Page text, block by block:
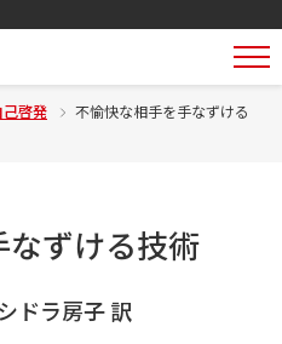
己啓発
不愉快な相手を手なずける
ずける技術
シドラ房子 訳